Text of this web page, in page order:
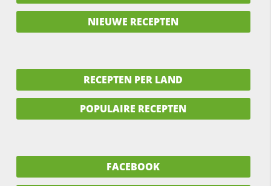
NIEUWE RECEPTEN
RECEPTEN PER LAND
POPULAIRE RECEPTEN
FACEBOOK